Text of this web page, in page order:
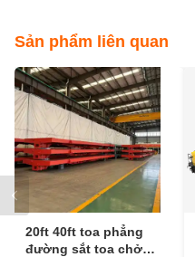
Sản phẩm liên quan
20ft 40ft toa phẳng
đường sắt toa chở